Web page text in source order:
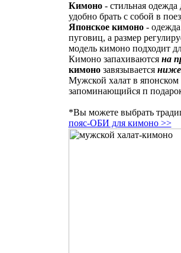
Кимоно- стильная
удобно брать с собой в
Японское кимоно- одежда
пуговиц, а размер
модель кимоно подходит
Кимоно запахиваются на
кимонозавязывается ниже
Мужской халат в
запоминающийся п
*Вы можете выбрать
пояс-ОБИ для кимоно >>